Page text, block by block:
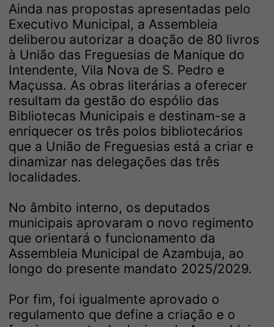
Ainda nas propostas apresentadas pelo
Executivo Municipal, a Assembleia
deliberou autorizar a doação de 80 livros
à União das Freguesias de Manique do
Intendente, Vila Nova de S. Pedro e
Maçussa. As obras literárias a oferecer
resultam da gestão do espólio das
Bibliotecas Municipais e destinam-se a
enriquecer os três polos bibliotecários
que a União de Freguesias está a criar e
dinamizar nas delegações das três
localidades.
No âmbito interno, os deputados
municipais aprovaram o novo regimento
que orientará o funcionamento da
Assembleia Municipal de Azambuja, ao
longo do presente mandato 2025/2029.
Por fim, foi igualmente aprovado o
regulamento que define a criação e o